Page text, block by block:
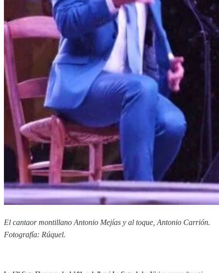
El cantaor montillano Antonio Mejías y al toque, Antonio Carrión.
Fotografía: Rúquel.